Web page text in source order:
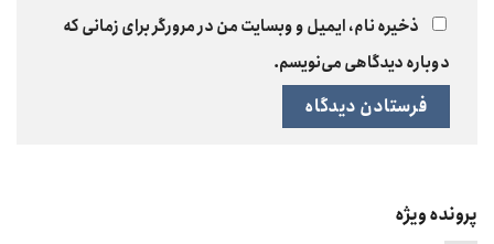
ذخیره نام، ایمیل و وبسایت من در مرورگر برای زمانی که
دوباره دیدگاهی می‌نویسم.
پرونده ویژه